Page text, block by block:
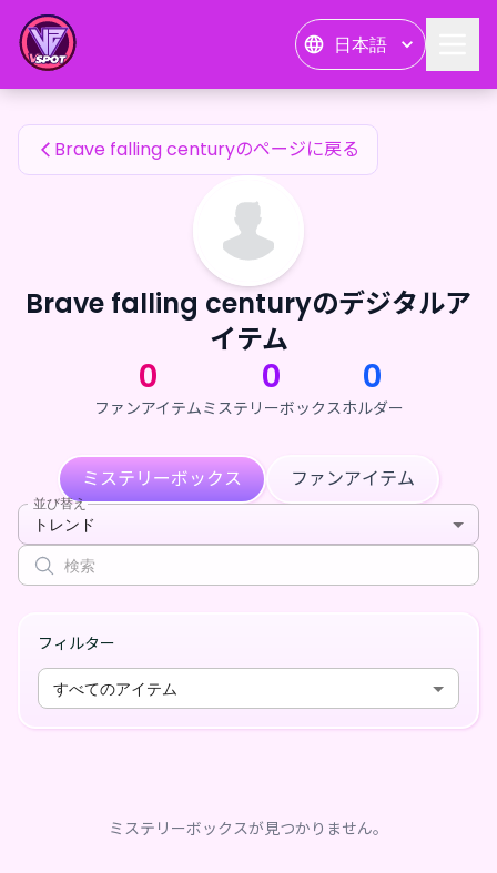
日本語
Brave falling centuryのファンアイテム
Brave falling centuryのページに戻る
Brave falling centuryのデジタルア
イテム
0
ファンアイテム
0
ミステリーボックス
0
ホルダー
ミステリーボックス ファンアイテム
並び替え
トレンド
フィルター
すべてのアイテム
ミステリーボックスが見つかりません。
Brave falling centuryのファンアイテム — 24karat